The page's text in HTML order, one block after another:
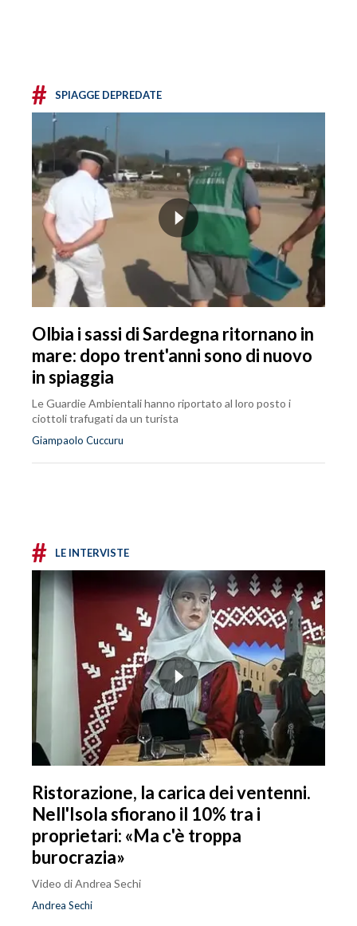
# SPIAGGE DEPREDATE
Olbia i sassi di Sardegna ritornano in
mare: dopo trent'anni sono di nuovo
in spiaggia
Le Guardie Ambientali hanno riportato al loro posto i
ciottoli trafugati da un turista
Giampaolo Cuccuru
# LE INTERVISTE
Ristorazione, la carica dei ventenni.
Nell'Isola sfiorano il 10% tra i
proprietari: «Ma c'è troppa
burocrazia»
Video di Andrea Sechi
Andrea Sechi